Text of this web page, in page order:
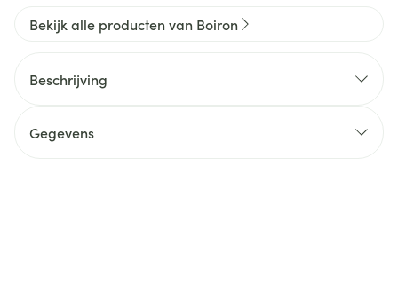
Bekijk alle producten van Boiron
Beschrijving
Gegevens